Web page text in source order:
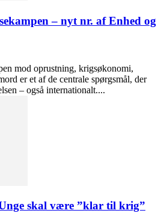
– nyt nr. af Enhed og
mod oprustning, krigsøkonomi,
er et af de centrale spørgsmål, der
– også internationalt....
skal være ”klar til krig”